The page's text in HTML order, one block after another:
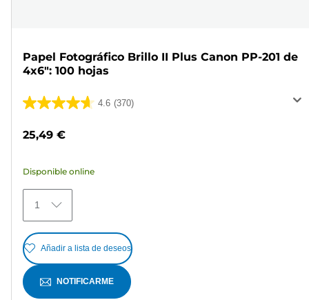
Papel Fotográfico Brillo II Plus Canon PP-201 de
4x6": 100 hojas
4.6 (370)
4.6
370
reseñas
25,49 €
Disponible online
1
Añadir a lista de deseos
NOTIFICARME